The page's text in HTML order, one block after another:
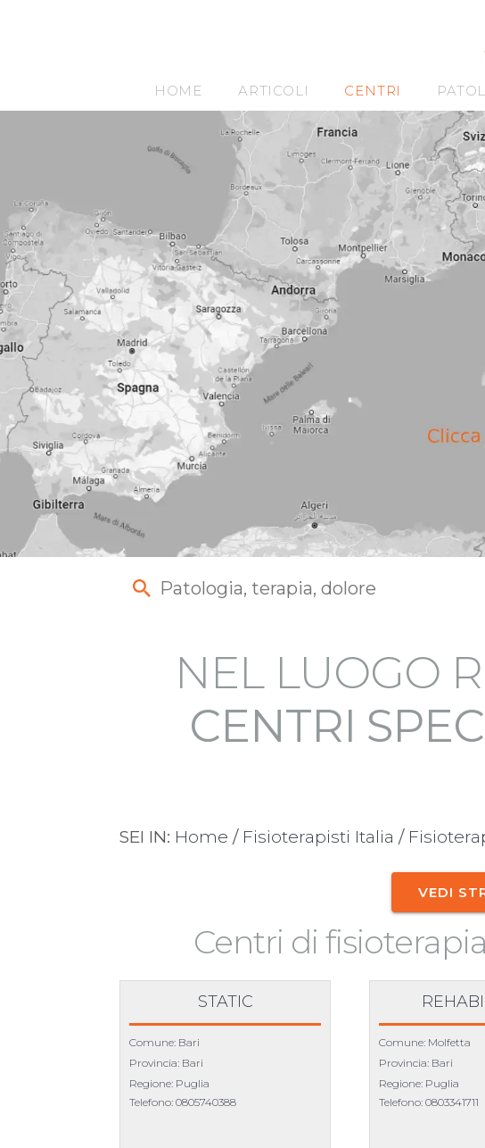
HOME ARTICOLI CENTRI
NEL LUOGO
CENTRI
SEI IN: Home / Fisioterapisti Italia /
VEDI
Centri di
STATIC
Comune: Bari
Provincia: Bari
Regione: Puglia
Telefono:0805740388
Comune: Molfetta
Provincia: Bari
Regione: Puglia
Telefono: 0803341711